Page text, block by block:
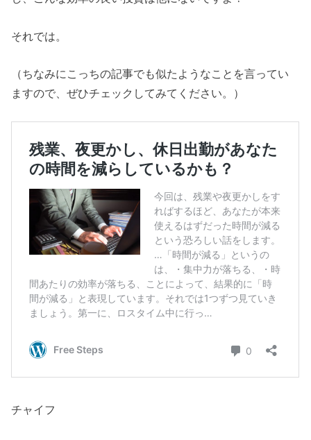
それでは。
（ちなみにこっちの記事でも似たようなことを言ってい
ますので、ぜひチェックしてみてください。）
チャイフ